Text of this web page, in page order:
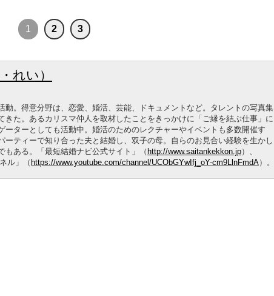
1 2 3
れい）
動。得意分野は、恋愛、婚活、芸能、ドキュメントなど。タレントの写真集
きた。あるカリスマ仲人を取材したことをきっかけに「ご縁を結ぶ仕事」に
ーターとしても活動中。婚活のためのレクチャーやイベントも多数開催す
ーティーで知り合った夫と結婚し、双子の母。自らのお見合い経験を生かし
もある。「最短結婚ナビ公式サイト」（ http://www.saitankekkon.jp）、
ル」（ https://www.youtube.com/channel/UCObGYwIfj_oY-cm9LlnFmdA）。